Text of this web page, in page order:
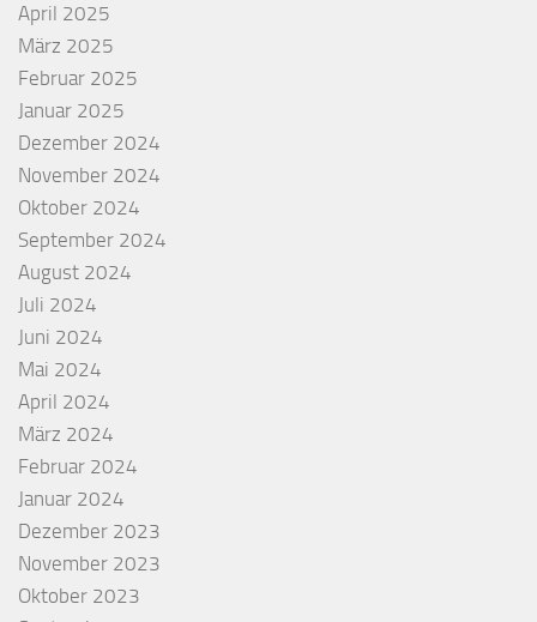
April 2025
März 2025
Februar 2025
Januar 2025
Dezember 2024
November 2024
Oktober 2024
September 2024
August 2024
Juli 2024
Juni 2024
Mai 2024
April 2024
März 2024
Februar 2024
Januar 2024
Dezember 2023
November 2023
Oktober 2023